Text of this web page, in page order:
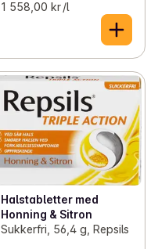
1 558,00 kr /l
Halstabletter med
Honning & Sitron
Sukkerfri, 56,4 g, Repsils